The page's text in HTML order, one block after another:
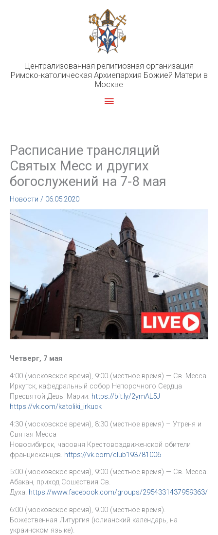
Централизованная религиозная организация
Римско-католическая Архиепархия Божией Матери в
Москве
Главное
Расписание трансляций
Святых Месс и других
богослужений на 7-8 мая
Новости / 06.05.2020
Четверг, 7 мая
4:00 (московское время), 9:00 (местное время) — Св. Месса.
Иркутск, кафедральный собор Непорочного Сердца
Пресвятой Девы Марии: https://bit.ly/2ymAL5J
https://vk.com/katoliki_irkuck
4:30 (московское время), 8:30 (местное время) – Утреня и
Святая Месса
Новосибирск, часовня Крестовоздвиженской обители
францисканцев. https://vk.com/club193781006
5:00 (московское время), 9:00 (местное время) — Св. Месса.
Абакан, приход Сошествия Св.
Духа. https://www.facebook.com/groups/2954331437959363/
6:00 (московское время), 9.00 (местное время).
Божественная Литургия (юлианский календарь, на
украинском языке).